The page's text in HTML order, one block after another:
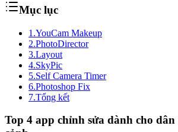
Mục lục
1.YouCam Makeup
2.PhotoDirector
3.Layout
4.SkyPic
5.Self Camera Timer
6.Photoshop Fix
7.Tổng kết
Top 4 app chỉnh sửa dành cho